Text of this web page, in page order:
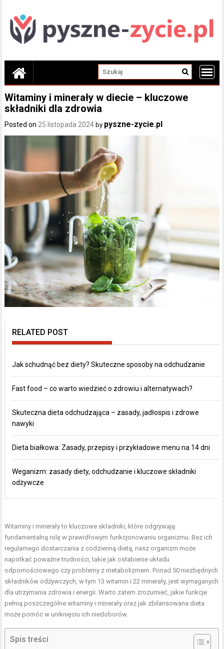
content
Witaminy i minerały w diecie – kluczowe
składniki dla zdrowia
Posted on 25 listopada 2024 by pyszne-zycie.pl
RELATED POST
Jak schudnąć bez diety? Skuteczne sposoby na odchudzanie
Fast food – co warto wiedzieć o zdrowiu i alternatywach?
Skuteczna dieta odchudzająca – zasady, jadłospis i zdrowe
nawyki
Dieta białkowa: Zasady, przepisy i przykładowe menu na 14 dni
Weganizm: zasady diety, odchudzanie i kluczowe składniki
odżywcze
Witaminy i minerały to kluczowe składniki, które odgrywają
fundamentalną rolę w prawidłowym funkcjonowaniu organizmu. Bez ich
regularnego dostarczania z codzienną dietą, nasz organizm może
napotkać poważne trudności, takie jak osłabienie układu
odpornościowego czy problemy z metabolizmem. Ponad 50 niezbędnych
składników odżywczych, w tym 13 witamin i 22 minerały, jest wymaganych
dla utrzymania zdrowia i energii. Warto zatem zrozumieć, jakie funkcje
pełnią poszczególne witaminy i minerały oraz jak zbilansowana dieta
może pomóc w uniknięciu ich niedoborów.
Spis treści